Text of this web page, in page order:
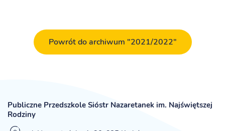
Powrót do archiwum "2021/2022"
Publiczne Przedszkole Sióstr Nazaretanek im. Najświętszej
Rodziny